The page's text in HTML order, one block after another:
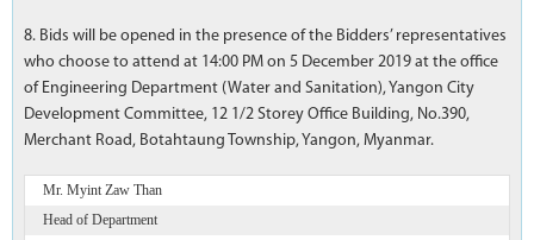
8. Bids will be opened in the presence of the Bidders’ representatives
who choose to attend at 14:00 PM on 5 December 2019 at the office
of Engineering Department (Water and Sanitation), Yangon City
Development Committee, 12 1/2 Storey Office Building, No.390,
Merchant Road, Botahtaung Township, Yangon, Myanmar.
Mr. Myint Zaw Than
Head of Department